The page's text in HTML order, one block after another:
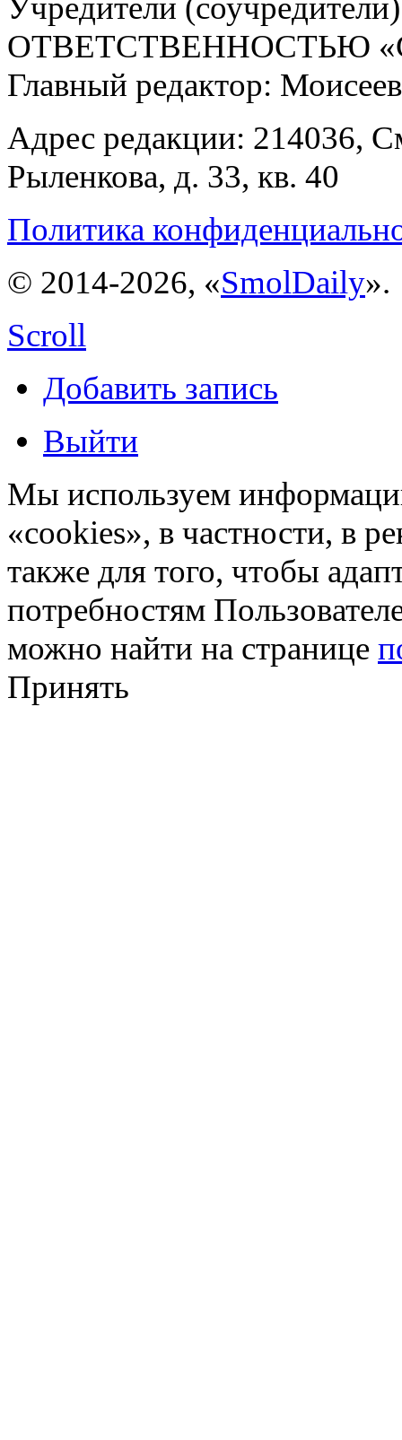
Учредители
ОТВЕТСТВЕННОСТЬЮ
Главный редактор:
Адрес редакции: 214036,
Рыленкова, д. 33, кв. 40
Политика
© 2014-2026, «SmolDaily».
Scroll
Добавить запись
Выйти
Мы используем
«cookies», в частности, в
также для того, чтобы
потребностям
можно найти на странице
Принять